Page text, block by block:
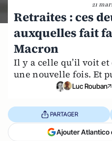
21
Retraites : ces
auxquelles fait
Macron
Il y a celle qu’il voit
une nouvelle fois. Et
Luc Rouban
PARTAGER
Ajouter Atlantico